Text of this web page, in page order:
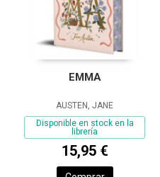
EMMA
AUSTEN, JANE
Disponible en stock en la
librería
15,95 €